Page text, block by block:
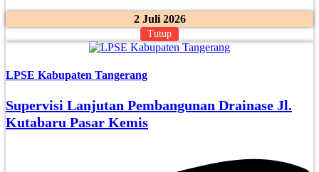
2 Juli 2026
Tutup
LPSE Kabupaten Tangerang
Supervisi Lanjutan Pembangunan Drainase Jl.
Kutabaru Pasar Kemis